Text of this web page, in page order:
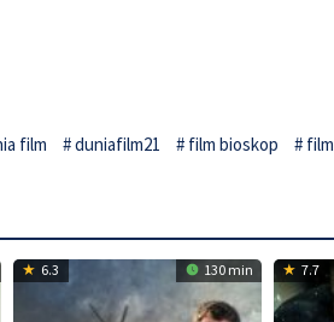
film duniafilm21 film bioskop
6.3 130 min 7.7